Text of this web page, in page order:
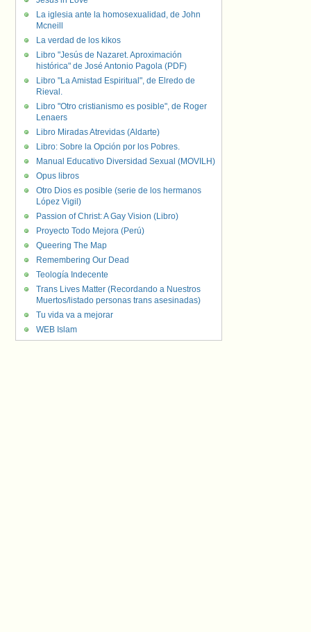
La iglesia ante la homosexualidad, de John
Mcneill
La verdad de los kikos
Libro "Jesús de Nazaret. Aproximación
histórica" de José Antonio Pagola (PDF)
Libro "La Amistad Espiritual", de Elredo de
Rieval.
Libro "Otro cristianismo es posible", de Roger
Lenaers
Libro Miradas Atrevidas (Aldarte)
Libro: Sobre la Opción por los Pobres.
Manual Educativo Diversidad Sexual (MOVILH)
Opus libros
Otro Dios es posible (serie de los hermanos
López Vigil)
Passion of Christ: A Gay Vision (Libro)
Proyecto Todo Mejora (Perú)
Queering The Map
Remembering Our Dead
Teología Indecente
Trans Lives Matter (Recordando a Nuestros
Muertos/listado personas trans asesinadas)
Tu vida va a mejorar
WEB Islam